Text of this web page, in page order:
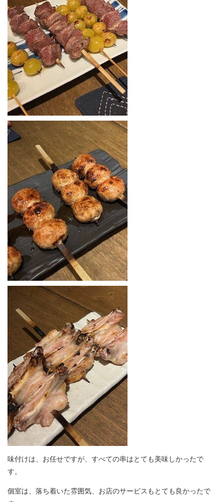
味付けは、お任せですが、すべての串はとても美味しかったで
す。
個室は、落ち着いた雰囲気、お店のサービスもとても良かったで